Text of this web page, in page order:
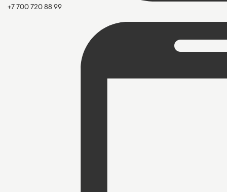
+7 700 720 88 99